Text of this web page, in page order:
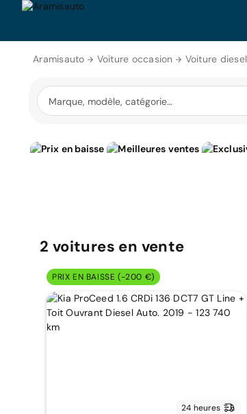
Aramisauto Voiture occasion Voiture diesel
2 voitures en vente
PRIX EN BAISSE (-200 €)
24 heures